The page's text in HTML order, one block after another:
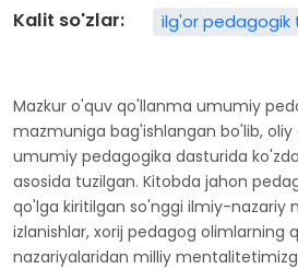
Kalit so'zlar: ilg'or pedagogik
Mazkur o'quv qo'llanma umumiy
mazmuniga bag'ishlangan bo'lib,
umumiy pedagogika dasturida
asosida tuzilgan. Kitobda jahon
qo'lga kiritilgan so'nggi ilmiy-nazariy
izlanishlar, xorij pedagog olimlarning
nazariyalaridan milliy